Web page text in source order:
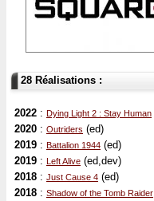
28 Réalisations :
2022 : Dying Light 2 : Stay Human
2020 : Outriders (ed)
2019 : Battalion 1944 (ed)
2019 : Left Alive (ed,dev)
2018 : Just Cause 4 (ed)
2018 : Shadow of the Tomb Raider